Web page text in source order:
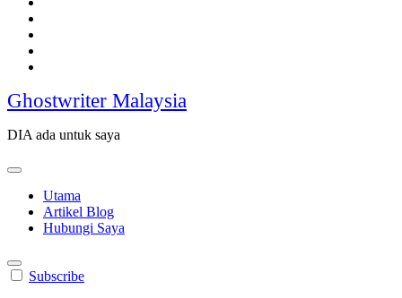
Ghostwriter Malaysia
DIA ada untuk saya
Utama
Artikel Blog
Hubungi Saya
Subscribe